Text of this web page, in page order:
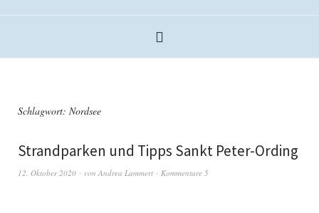
Schlagwort: Nordsee
Strandparken und Tipps Sankt Peter-Ording
12. Oktober 2020 von Andrea Lammert Kommentare 5